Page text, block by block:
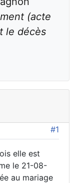
(acte
le décès
#1
elle est
le 21-08-
au mariage